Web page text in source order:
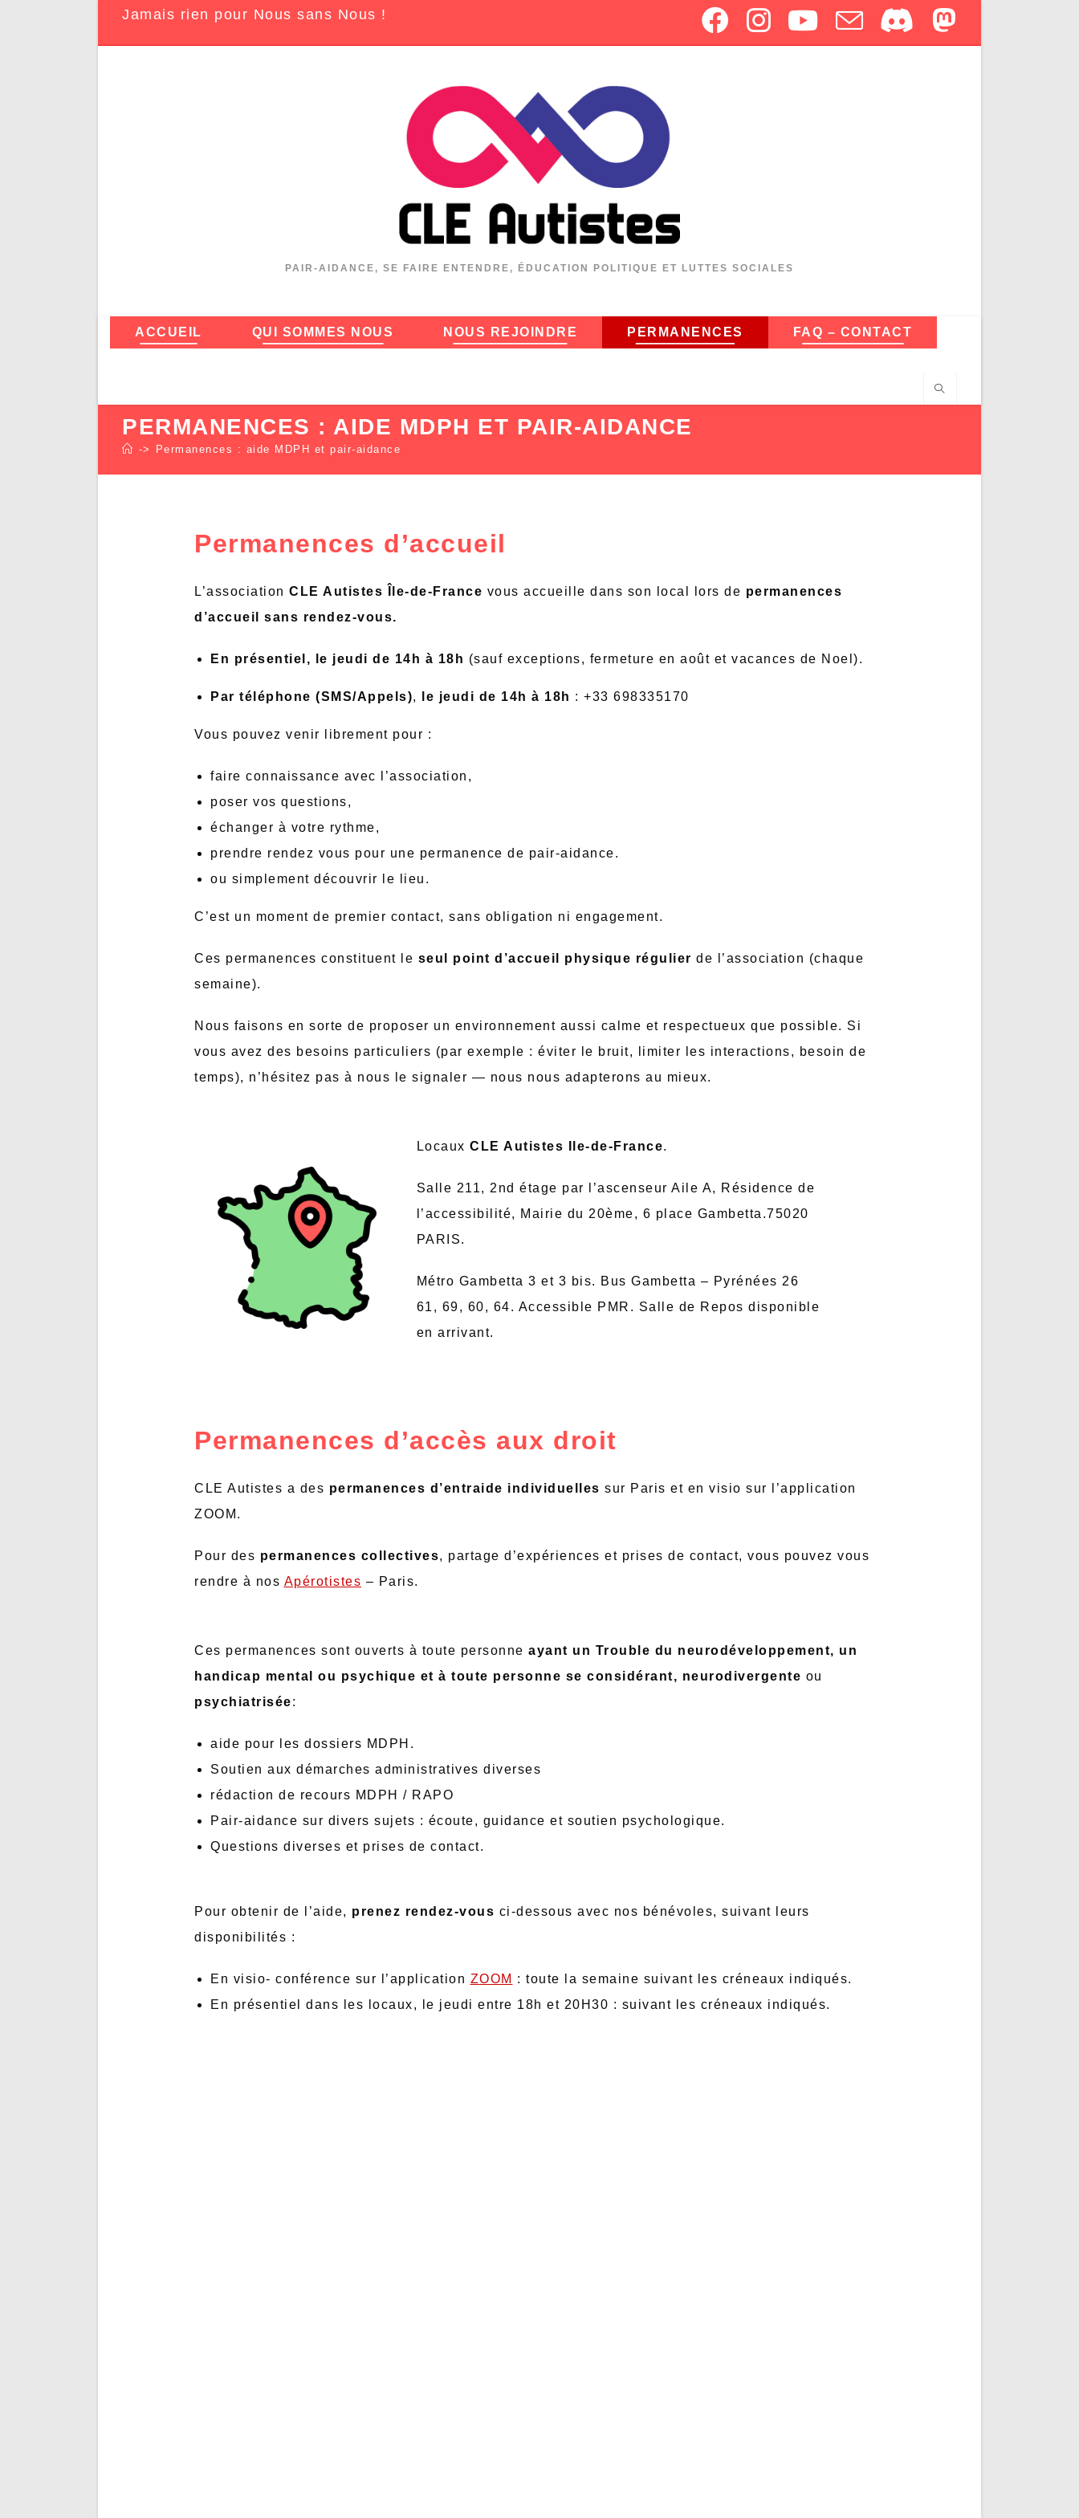
Jamais rien pour Nous sans Nous !
PAIR-AIDANCE, SE FAIRE ENTENDRE, ÉDUCATION POLITIQUE ET LUTTES SOCIALES
ACCUEIL QUI SOMMES NOUS NOUS REJOINDRE PERMANENCES FAQ – CONTACT
PERMANENCES : AIDE MDPH ET PAIR-AIDANCE
-> Permanences : aide MDPH et pair-aidance
Permanences d’accueil
L’association CLE Autistes Île-de-France vous accueille dans son local lors de permanences
d’accueil sans rendez-vous.
En présentiel, le jeudi de 14h à 18h (sauf exceptions, fermeture en août et vacances de Noel).
Par téléphone (SMS/Appels), le jeudi de 14h à 18h : +33 698335170
Vous pouvez venir librement pour :
faire connaissance avec l’association,
poser vos questions,
échanger à votre rythme,
prendre rendez vous pour une permanence de pair-aidance.
ou simplement découvrir le lieu.
C’est un moment de premier contact, sans obligation ni engagement.
Ces permanences constituent le seul point d’accueil physique régulier de l’association (chaque
semaine).
Nous faisons en sorte de proposer un environnement aussi calme et respectueux que possible. Si
vous avez des besoins particuliers (par exemple : éviter le bruit, limiter les interactions, besoin de
temps), n’hésitez pas à nous le signaler — nous nous adapterons au mieux.
LocauxCLE Autistes Ile-de-France.
Salle 211, 2nd étage par l’ascenseur Aile A, Résidence de
l’accessibilité, Mairie du 20ème, 6 place Gambetta.75020
PARIS.
Métro Gambetta 3 et 3 bis. Bus Gambetta – Pyrénées 26
61, 69, 60, 64. Accessible PMR. Salle de Repos disponible
en arrivant.
Permanences d’accès aux droit
CLE Autistes a des permanences d’entraide individuelles sur Paris et en visio sur l’application
ZOOM.
Pour des permanences collectives, partage d’expériences et prises de contact, vous pouvez vous
rendre à nos Apérotistes – Paris.
Ces permanences sont ouverts à toute personne ayant un Trouble du neurodéveloppement, un
handicap mental ou psychique et à toute personne se considérant, neurodivergente ou
psychiatrisée:
aide pour les dossiers MDPH.
Soutien aux démarches administratives diverses
rédaction de recours MDPH / RAPO
Pair-aidance sur divers sujets : écoute, guidance et soutien psychologique.
Questions diverses et prises de contact.
Pour obtenir de l’aide, prenez rendez-vous ci-dessous avec nos bénévoles, suivant leurs
disponibilités :
En visio- conférence sur l’application ZOOM : toute la semaine suivant les créneaux indiqués.
En présentiel dans les locaux, le jeudi entre 18h et 20H30 : suivant les créneaux indiqués.